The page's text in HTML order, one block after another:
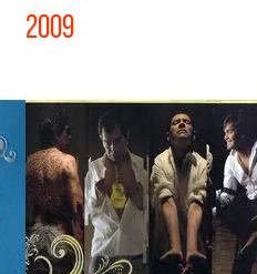
2009